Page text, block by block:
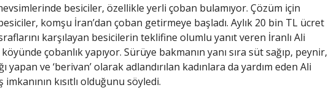
besiciler, özellikle yerli çoban bulamıyor. Çözüm için
komşu İran’dan çoban getirmeye başladı. Aylık 20 bin TL ücret
karşılayan besicilerin teklifine olumlu yanıt veren İranlı Ali
çobanlık yapıyor. Sürüye bakmanın yanı sıra süt sağıp, peynir,
yapan ve ‘berivan’ olarak adlandırılan kadınlara da yardım eden Ali
imkanının kısıtlı olduğunu söyledi.